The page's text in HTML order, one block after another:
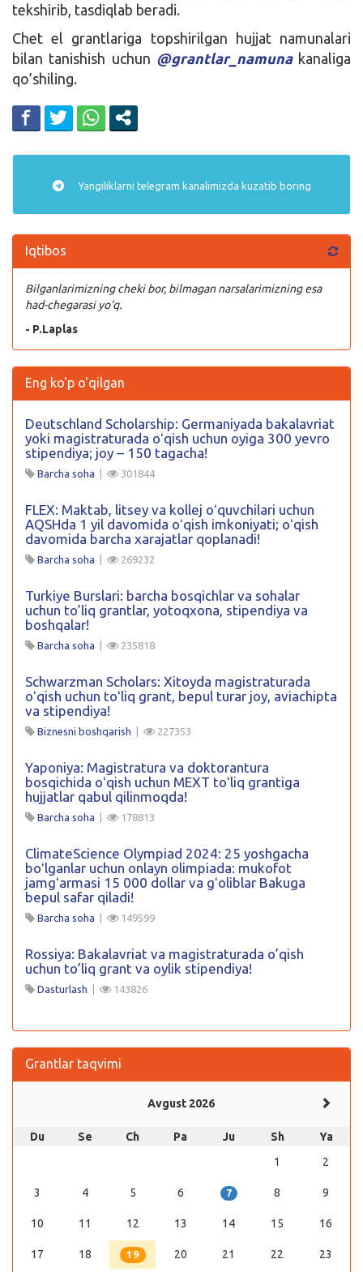
tekshirib, tasdiqlab beradi.
Chet el grantlariga topshirilgan hujjat namunalari
bilan tanishish uchun @grantlar_namunakanaliga
qo’shiling.
Yangiliklarni telegram kanalimizda kuzatib boring
Iqtibos
Bilganlarimizning cheki bor, bilmagan narsalarimizning esa
had-chegarasi yo‘q.
- P.Laplas
Eng ko'p o'qilgan
Deutschland Scholarship: Germaniyada bakalavriat
yoki magistraturada oʻqish uchun oyiga 300 yevro
stipendiya; joy – 150 tagacha!
Barcha soha | 301844
FLEX: Maktab, litsey va kollej oʻquvchilari uchun
AQSHda 1 yil davomida oʻqish imkoniyati; oʻqish
davomida barcha xarajatlar qoplanadi!
Barcha soha | 269232
Turkiye Burslari: barcha bosqichlar va sohalar
uchun to’liq grantlar, yotoqxona, stipendiya va
boshqalar!
Barcha soha | 235818
Schwarzman Scholars: Xitoyda magistraturada
oʻqish uchun toʻliq grant, bepul turar joy, aviachipta
va stipendiya!
Biznesni boshqarish | 227353
Yaponiya: Magistratura va doktorantura
bosqichida oʻqish uchun MEXT toʻliq grantiga
hujjatlar qabul qilinmoqda!
Barcha soha | 178813
ClimateScience Olympiad 2024: 25 yoshgacha
boʻlganlar uchun onlayn olimpiada: mukofot
jamgʻarmasi 15 000 dollar va gʻoliblar Bakuga
bepul safar qiladi!
Barcha soha | 149599
Rossiya: Bakalavriat va magistraturada o’qish
uchun to’liq grant va oylik stipendiya!
Dasturlash | 143826
Grantlar taqvimi
Avgust 2026
Du Se Ch Pa Ju Sh
Ya
1
2
3 4 5 6 7 8 9
10 11 12 13 14 15 16
17 18 19 20 21 22 23